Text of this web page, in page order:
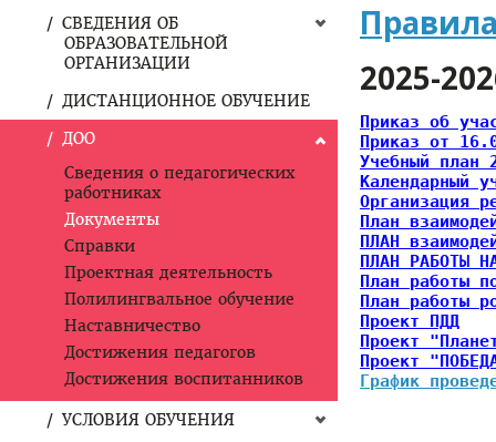
СВЕДЕНИЯ ОБ
ОБРАЗОВАТЕЛЬНОЙ
ОРГАНИЗАЦИИ
ДИСТАНЦИОННОЕ ОБУЧЕНИЕ
ДОО
Сведения о педагогических
работниках
Документы
Справки
Проектная деятельность
Полилингвальное обучение
Наставничество
Достижения педагогов
Достижения воспитанников
УСЛОВИЯ ОБУЧЕНИЯ
2025-
Приказ об
Приказ от
Учебный план
Календарный
Организация
План
ПЛАН
ПЛАН РАБОТЫ
План работы
План работы
Проект ПДД
Проект
Проект
График